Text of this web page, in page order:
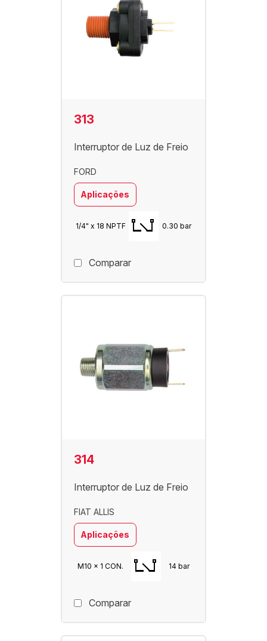
313
Interruptor de Luz de Freio
FORD
Aplicações
1/4" x 18 NPTF 0.30 bar
Comparar
314
Interruptor de Luz de Freio
FIAT ALLIS
Aplicações
M10 x 1 CON. 14 bar
Comparar